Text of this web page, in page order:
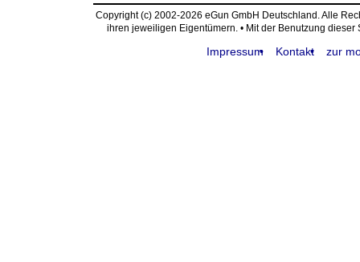
Copyright (c) 2002-2026 eGun GmbH Deutschland. Alle
ihren jeweiligen Eigentümern. • Mit der Benutzung
Impressum Kontakt zur